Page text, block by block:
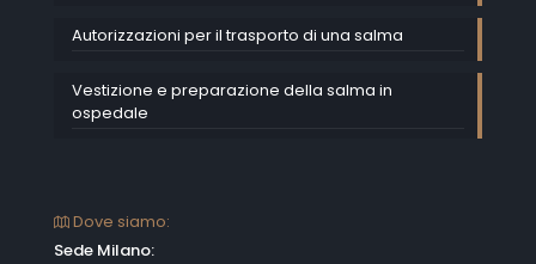
Autorizzazioni per il trasporto di una salma
Vestizione e preparazione della salma in
ospedale
Dove siamo:
Sede Milano: